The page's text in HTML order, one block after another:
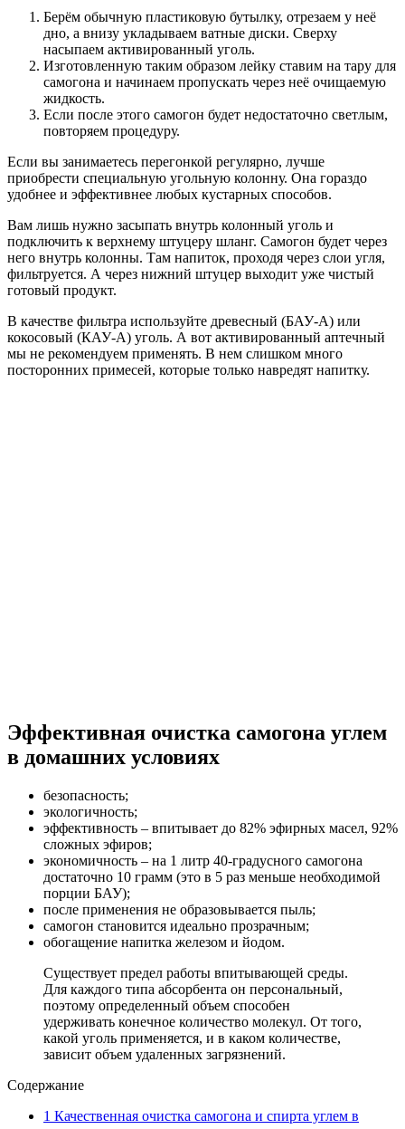
Берём обычную пластиковую бутылку, отрезаем у неё
дно, а внизу укладываем ватные диски. Сверху
насыпаем активированный уголь.
Изготовленную таким образом лейку ставим на тару для
самогона и начинаем пропускать через неё очищаемую
жидкость.
Если после этого самогон будет недостаточно светлым,
повторяем процедуру.
Если вы занимаетесь перегонкой регулярно, лучше
приобрести специальную угольную колонну. Она гораздо
удобнее и эффективнее любых кустарных способов.
Вам лишь нужно засыпать внутрь колонный уголь и
подключить к верхнему штуцеру шланг. Самогон будет через
него внутрь колонны. Там напиток, проходя через слои угля,
фильтруется. А через нижний штуцер выходит уже чистый
готовый продукт.
В качестве фильтра используйте древесный (БАУ-А) или
кокосовый (КАУ-А) уголь. А вот активированный аптечный
мы не рекомендуем применять. В нем слишком много
посторонних примесей, которые только навредят напитку.
Эффективная очистка самогона углем
в домашних условиях
безопасность;
экологичность;
эффективность – впитывает до 82% эфирных масел, 92%
сложных эфиров;
экономичность – на 1 литр 40-градусного самогона
достаточно 10 грамм (это в 5 раз меньше необходимой
порции БАУ);
после применения не образовывается пыль;
самогон становится идеально прозрачным;
обогащение напитка железом и йодом.
Существует предел работы впитывающей среды.
Для каждого типа абсорбента он персональный,
поэтому определенный объем способен
удерживать конечное количество молекул. От того,
какой уголь применяется, и в каком количестве,
зависит объем удаленных загрязнений.
Содержание
1 Качественная очистка самогона и спирта углем в